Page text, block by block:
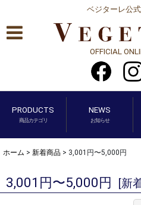
ベジターレ公
OFFICIAL
PRODUCTS
商品カテゴリ
NEWS
お知らせ
ホーム > 新着商品 > 3,001円〜5,000円
3,001円〜5,000円 [新